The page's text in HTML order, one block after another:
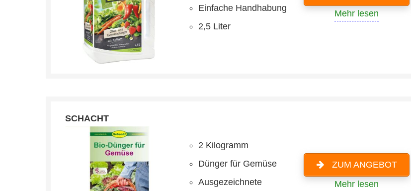
Einfache Handhabung
2,5 Liter
Mehr lesen
SCHACHT
‎2 Kilogramm
Dünger für Gemüse
Ausgezeichnete
ZUM ANGEBOT
Mehr lesen